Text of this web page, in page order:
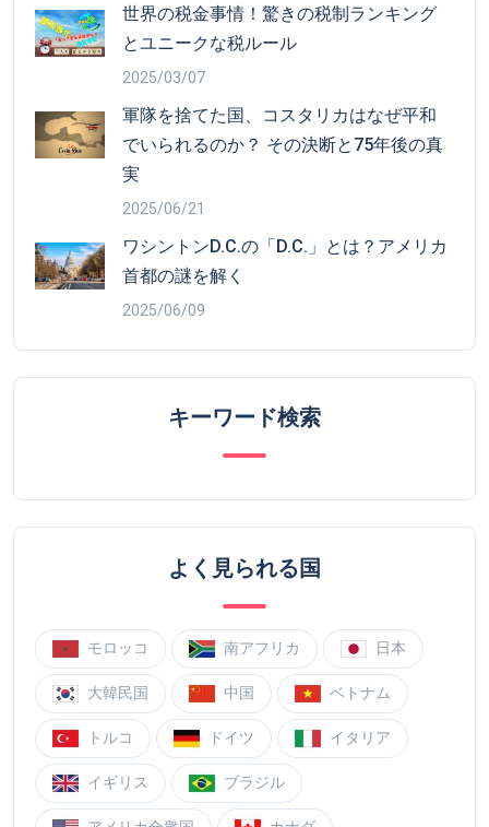
世界の税金事情！驚きの税制ランキング
とユニークな税ルール
2025/03/07
軍隊を捨てた国、コスタリカはなぜ平和
でいられるのか？ その決断と75年後の真
実
2025/06/21
ワシントンD.C.の「D.C.」とは？アメリカ
首都の謎を解く
2025/06/09
キーワード検索
よく見られる国
モロッコ 南アフリカ 日本
大韓民国 中国 ベトナム
トルコ ドイツ イタリア
イギリス ブラジル